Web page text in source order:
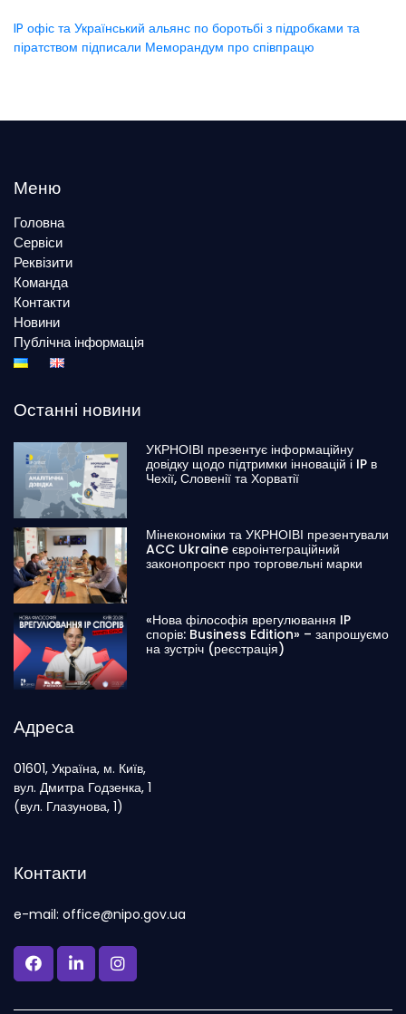
IP офіс та Український альянс по боротьбі з підробками та
піратством підписали Меморандум про співпрацю
Меню
Головна
Сервіси
Реквізити
Команда
Контакти
Новини
Публічна інформація
Останні новини
УКРНОІВІ презентує інформаційну
довідку щодо підтримки інновацій і IP в
Чехії, Словенії та Хорватії
Мінекономіки та УКРНОІВІ презентували
ACC Ukraine євроінтеграційний
законопроєкт про торговельні марки
«Нова філософія врегулювання IP
спорів: Business Edition» – запрошуємо
на зустріч (реєстрація)
Адреса
01601, Україна, м. Київ,
вул. Дмитра Годзенка, 1
(вул. Глазунова, 1)
Контакти
e-mail: office@nipo.gov.ua